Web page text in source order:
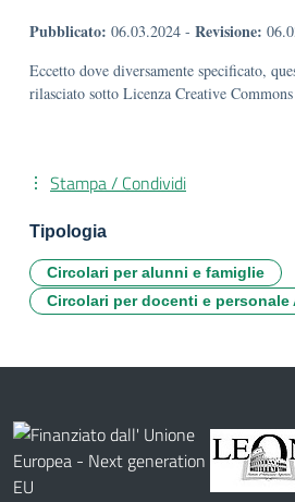
Pubblicato: 06.03.2024 - Revisione:
Eccetto dove diversamente specificato,
rilasciato sotto Licenza Creative
Stampa / Condividi
Tipologia
Circolari per alunni e famiglie
Circolari per docenti e personale